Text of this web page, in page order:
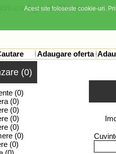
Agentia House
Adaugare oferta
(0)
(0)
(0)
(0)
(0)
(0)
(0)
(0)
Acest site foloseste cookie-uri.